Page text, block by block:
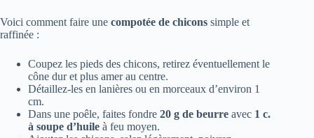
Voici comment faire une compotée de chicons simple et
raffinée :
Coupez les pieds des chicons, retirez éventuellement le
cône dur et plus amer au centre.
Détaillez-les en lanières ou en morceaux d’environ 1
cm.
Dans une poêle, faites fondre 20 g de beurre avec 1 c.
à soupe d’huile à feu moyen.